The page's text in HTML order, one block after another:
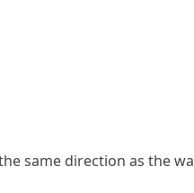
same direction as the